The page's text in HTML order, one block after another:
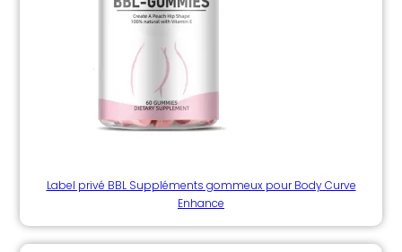
Label privé BBL Suppléments gommeux pour Body Curve
Enhance